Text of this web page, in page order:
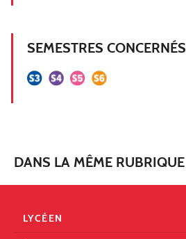
SEMESTRES CONCERNÉS
DANS LA MÊME RUBRIQUE
LYCÉEN